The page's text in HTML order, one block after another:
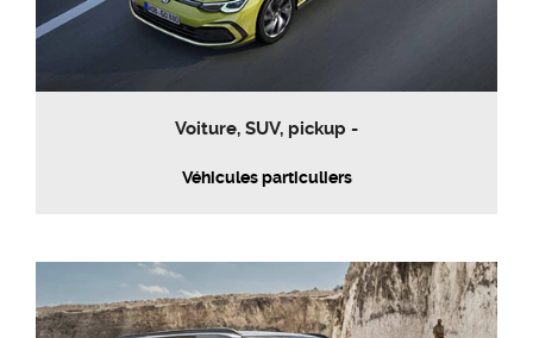
Voiture, SUV, pickup -
Véhicules particuliers